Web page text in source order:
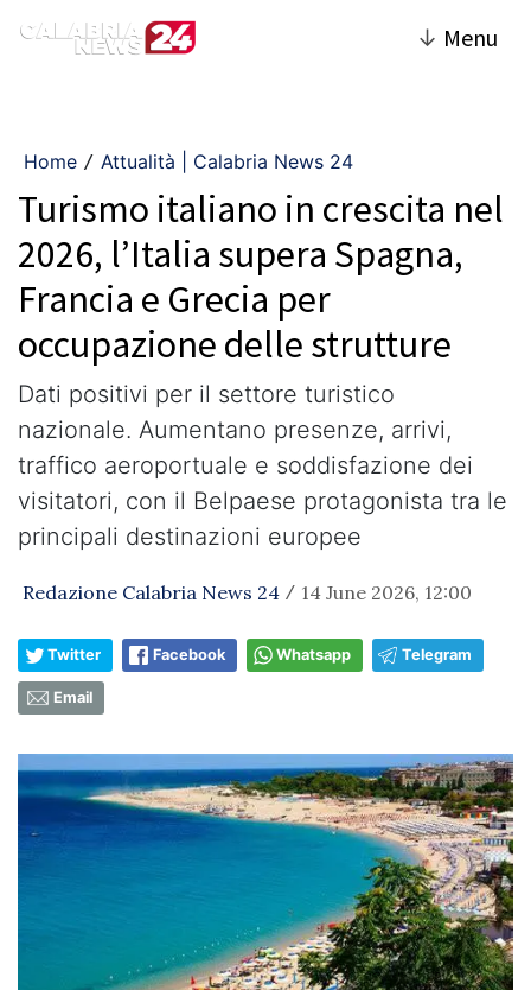
↓ Menu
Home / Attualità | Calabria News 24
Turismo italiano in crescita nel
2026, l’Italia supera Spagna,
Francia e Grecia per
occupazione delle strutture
Dati positivi per il settore turistico
nazionale. Aumentano presenze, arrivi,
traffico aeroportuale e soddisfazione dei
visitatori, con il Belpaese protagonista tra le
principali destinazioni europee
Redazione Calabria News 24 / 14 June 2026, 12:00
Twitter Facebook Whatsapp Telegram
Email